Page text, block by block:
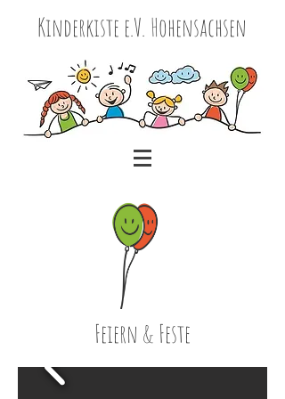
Kinderkiste e.V. Hohensachsen
Feiern & Feste